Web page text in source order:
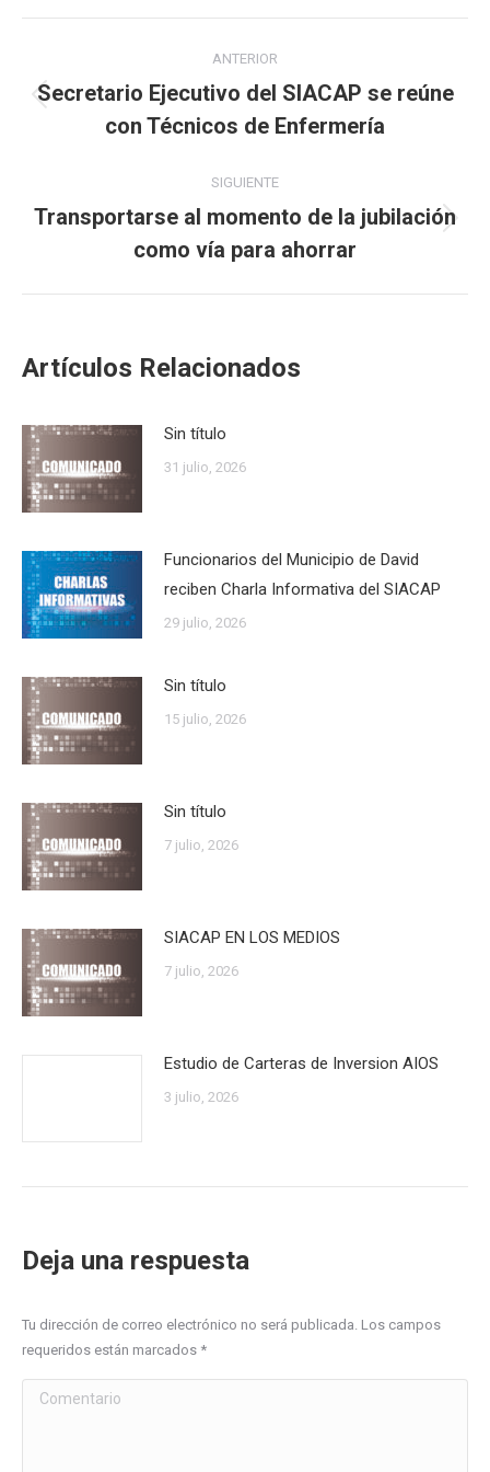
entre
publicaciones
ANTERIOR
Publicación
anterior:
Secretario Ejecutivo del SIACAP se reúne
con Técnicos de Enfermería
SIGUIENTE
Publicación
siguiente:
Transportarse al momento de la jubilación
como vía para ahorrar
Artículos Relacionados
Sin título
31 julio, 2026
Funcionarios del Municipio de David
reciben Charla Informativa del SIACAP
29 julio, 2026
Sin título
15 julio, 2026
Sin título
7 julio, 2026
SIACAP EN LOS MEDIOS
7 julio, 2026
Estudio de Carteras de Inversion AIOS
3 julio, 2026
Deja una respuesta
Tu dirección de correo electrónico no será publicada. Los campos
requeridos están marcados *
Comentario